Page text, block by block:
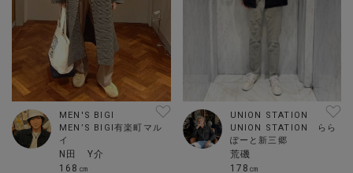
MEN'S BIGI
MEN’S BIGI有楽町マル
イ
N田 Y介
168㎝
UNION STATION
UNION STATION らら
ぽーと新三郷
荒磯
178㎝